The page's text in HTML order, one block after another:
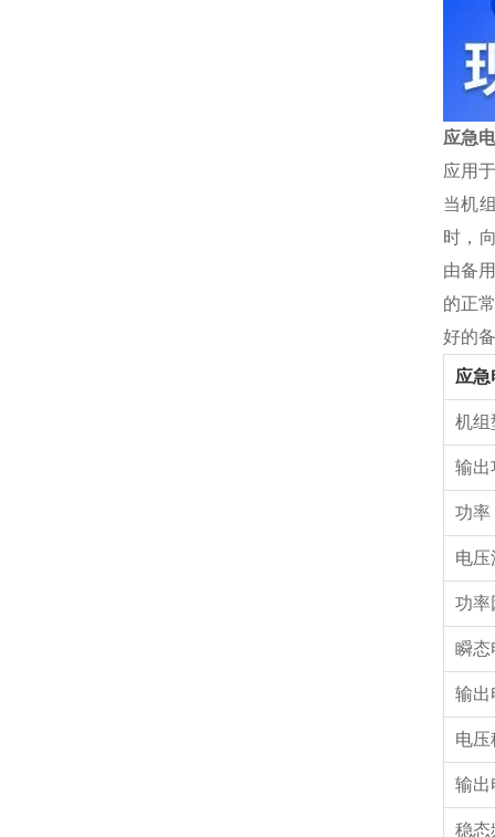
应急
应用
当机
时，
由备
的正
好的
应
机组
输出
功率
电压
功率
瞬态
输出
电
输出
稳态